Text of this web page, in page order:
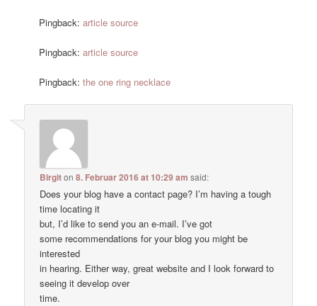
Pingback:article source
Pingback:article source
Pingback:the one ring necklace
Birgiton8. Februar 2016 at 10:29 am said:
Does your blog have a contact page? I’m having a tough
time locating it
but, I’d like to send you an e-mail. I’ve got
some recommendations for your blog you might be
interested
in hearing. Either way, great website and I look forward to
seeing it develop over
time.